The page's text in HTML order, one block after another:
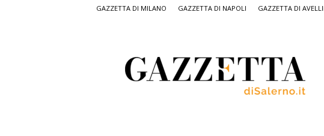
GAZZETTA DI MILANO GAZZETTA DI NAPOLI GAZZETTA DI
Salerno,
il
quotidiano